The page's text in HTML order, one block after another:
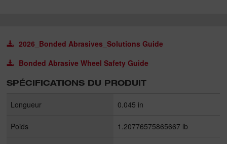
2026_Bonded Abrasives_Solutions Guide
Bonded Abrasive Wheel Safety Guide
SPÉCIFICATIONS DU PRODUIT
Longueur 0.045 in
Poids 1.20776575865667 lb